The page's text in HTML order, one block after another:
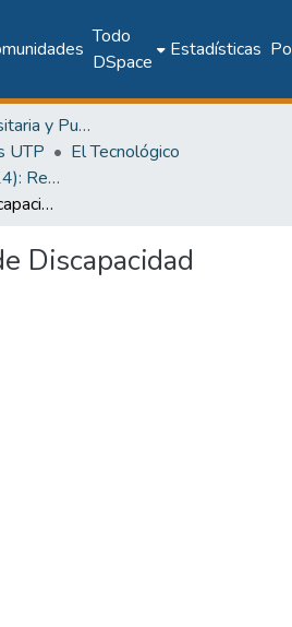
Todo
DSpace
Estadísticas
Editorial Universitaria y Publicaciones Seriadas
UTP
El Tecnológico
Vol. 24, Núm. 1 (2014): Revista EL TECNOLÓGICO
Observatorio de Discapacidad
Discapacidad